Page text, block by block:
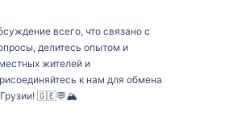
всего, что связано с
делитесь опытом и
жителей и
к нам для обмена
Грузии! 🇬🇪💬🏔️